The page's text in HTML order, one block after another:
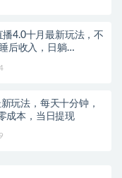
播4.0十月最新玩法，不
后收入，日躺…
玩法，每天十分钟，
成本，当日提现